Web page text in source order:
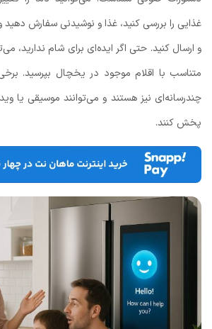
غذایی را بررسی کنید، غذا و نوشیدنی سفارش
و ارسال کنید. حتی اگر ایده‌ای برای شام ندارید،
متناسب با اقلام موجود در یخچال بپرسید.
چندرسانه‌ای نیز هستند و می‌توانند موسیقی یا
پخش کنند.